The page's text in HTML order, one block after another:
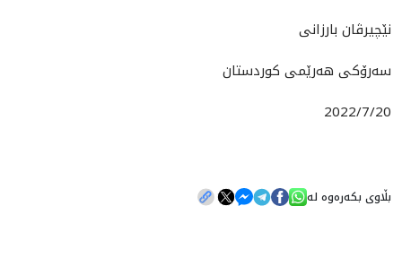
نێچيرڤان بارزانى
سه‌رۆكى هه‌رێمى كوردستان
2022/7/20
بڵاوی بکەرەوە لە